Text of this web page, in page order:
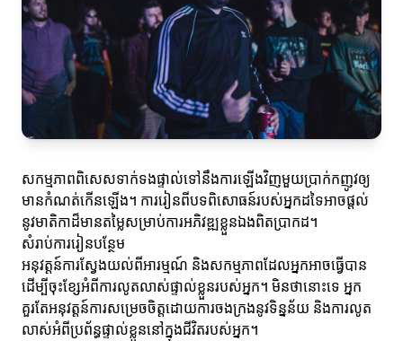
សកម្មភាពពិសេសទាក់ទងផ្ទាល់ទៅនឹងការឡើងវិញមួយប្រាក់ក​ញូវឲ្យ
មានកំណត់កើនឡើង។ ការរៀនពីបទពិសោធន៍របស់អ្នកដទៃអាចផ្តល់
នូវមាតិកាដ៏មានតម្លៃសម្រាប់ការអភិវឌ្ឍខ្លួនឯងពិតប្រាកដ។
សំរាប់ការរៀនបន្ថែម
អនុវត្តន៍ការស្វែងយល់ពីអារម្មណ៍ និងសកម្មភាពដែលអ្នកអាចធ្វើបាន
ដើម្បីចុះខ្សែអំពីការលូតលាស់ផ្ទាល់ខ្លួនរបស់អ្នក។ មិនថានោះទេ អ្នក
គួរតែអនុវត្តន៍ការសម្រេចចិត្តដោយការចងក្រងនូវទិន្នន័យ និងការលូត
លាស់អំពីប្រព័ន្ធផ្ទាល់ខ្លួននៅក្នុងជីវិតរបស់អ្នក។